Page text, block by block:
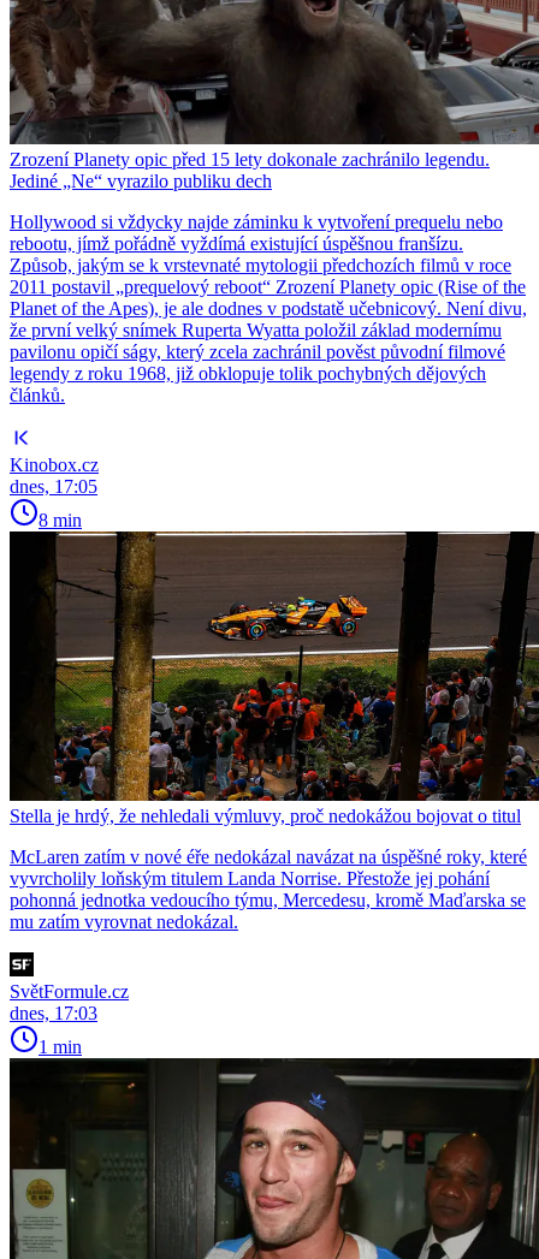
Zrození Planety opic před 15 lety dokonale zachránilo legendu.
Jediné „Ne“ vyrazilo publiku dech
Hollywood si vždycky najde záminku k vytvoření prequelu nebo
rebootu, jímž pořádně vyždímá existující úspěšnou franšízu.
Způsob, jakým se k vrstevnaté mytologii předchozích filmů v roce
2011 postavil „prequelový reboot“ Zrození Planety opic (Rise of the
Planet of the Apes), je ale dodnes v podstatě učebnicový. Není divu,
že první velký snímek Ruperta Wyatta položil základ modernímu
pavilonu opičí ságy, který zcela zachránil pověst původní filmové
legendy z roku 1968, již obklopuje tolik pochybných dějových
článků.
Kinobox.cz
dnes, 17:05
8 min
Stella je hrdý, že nehledali výmluvy, proč nedokážou bojovat o titul
McLaren zatím v nové éře nedokázal navázat na úspěšné roky, které
vyvrcholily loňským titulem Landa Norrise. Přestože jej pohání
pohonná jednotka vedoucího týmu, Mercedesu, kromě Maďarska se
mu zatím vyrovnat nedokázal.
SvětFormule.cz
dnes, 17:03
1 min